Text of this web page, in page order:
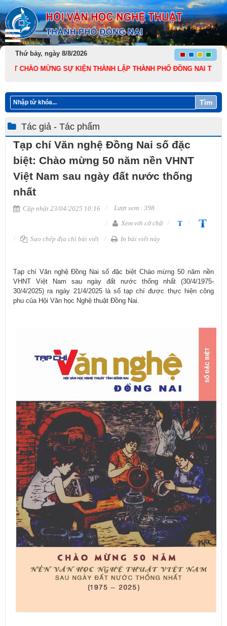
Thứ bảy, ngày 8/8/2026
CHÀO MỪNG SỰ KIỆN THÀNH LẬP THÀNH PHỐ ĐỒNG NAI TRỰC
Tìm
Tác giả - Tác phẩm
Tạp chí Văn nghệ Đồng Nai số đặc
biệt: Chào mừng 50 năm nền VHNT
Việt Nam sau ngày đất nước thống
nhất
Cập nhật 23/04/2025 10:16
Lượt xem : 398
Xem với cỡ chữ
Sao chép địa chỉ bài viết In bài viết này
Tạp chí Văn nghệ Đồng Nai số đặc biệt Chào mừng 50 năm nền
VHNT Việt Nam sau ngày đất nước thống nhất (30/4/1975-
30/4/2025) ra ngày 21/4/2025 là số tạp chí được thực hiện công
phu của Hội Văn học Nghệ thuật Đồng Nai.